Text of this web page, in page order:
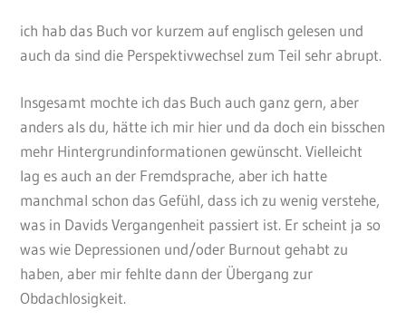
ich hab das Buch vor kurzem auf englisch gelesen und
auch da sind die Perspektivwechsel zum Teil sehr abrupt.
Insgesamt mochte ich das Buch auch ganz gern, aber
anders als du, hätte ich mir hier und da doch ein bisschen
mehr Hintergrundinformationen gewünscht. Vielleicht
lag es auch an der Fremdsprache, aber ich hatte
manchmal schon das Gefühl, dass ich zu wenig verstehe,
was in Davids Vergangenheit passiert ist. Er scheint ja so
was wie Depressionen und/oder Burnout gehabt zu
haben, aber mir fehlte dann der Übergang zur
Obdachlosigkeit.